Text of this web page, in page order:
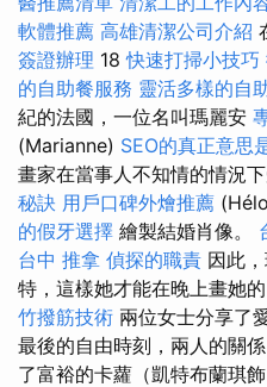
軟體推薦 高雄清潔公司介紹
簽證辦理 18快速打掃小技巧
的自助餐服務 靈活多樣的自
紀的法國，一位名叫瑪麗安
(Marianne) SEO的真正意思
畫家在當事人不知情的情況
秘訣 用戶口碑外燴推薦
的假牙選擇 繪製結婚肖像。
台中 推拿 偵探的職責 因此
特，這樣她才能在晚上畫她的
竹撥筋技術 兩位女士分享了
最後的自由時刻，兩人的關
了富裕的卡蘿（凱特布蘭琪